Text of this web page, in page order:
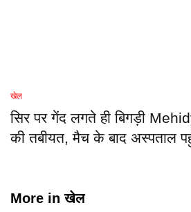
खेल
सिर पर गेंद लगते ही बिगड़ी
की तबीयत, मैच के बाद अस्पताल
More inखेल